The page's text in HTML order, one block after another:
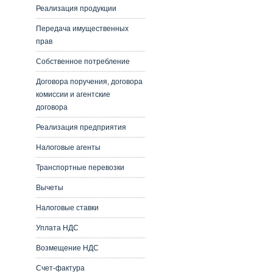
Реализация продукции
Передача имущественных
прав
Собственное потребление
Договора поручения, договора
комиссии и агентские
договора
Реализация предприятия
Налоговые агенты
Транспортные перевозки
Вычеты
Налоговые ставки
Уплата НДС
Возмещение НДС
Счет-фактура